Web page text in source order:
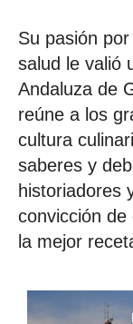
Su pasión
salud le valió
Andaluza de
reúne a los
cultura
saberes y
historiadores
convicción
la mejor